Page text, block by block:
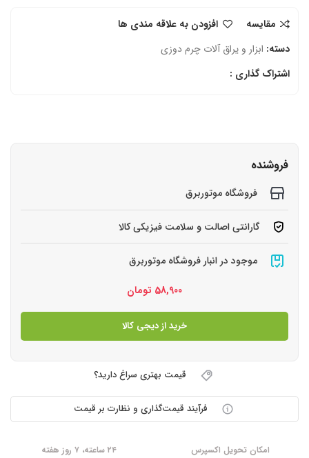
مقایسه
افزودن به علاقه مندی ها
دسته: ابزار و یراق آلات چرم دوزی
اشتراک گذاری :
فروشنده
فروشگاه موتوربرق
گارانتی اصالت و سلامت فیزیکی کالا
موجود در انبار فروشگاه موتوربرق
58,900 تومان
خرید از دیجی کالا
قیمت بهتری سراغ دارید؟
فرآیند قیمت‌گذاری و نظارت بر قیمت
امکان تحویل اکسپرس
۲۴ ساعته، ۷ روز هفته